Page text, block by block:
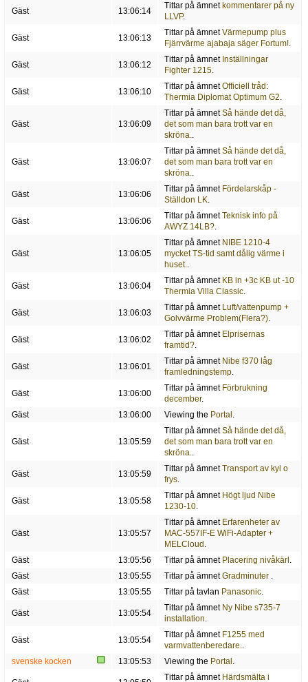
Gäst 13:06:14
Tittar på ämnet kommentarer på ny
LLVP.
Gäst 13:06:13
Tittar på ämnetVärmepump plus
Fjärrvärme ajabaja säger Fortum!.
Gäst 13:06:12
Tittar på ämnet Inställningar
Fighter 1215.
Gäst 13:06:10
Tittar på ämnetOfficiell tråd:
Thermia Diplomat Optimum G2.
Gäst 13:06:09
Tittar på ämnetSå hände det då,
det som man bara trott var en
skröna..
Gäst 13:06:07
Tittar på ämnetSå hände det då,
det som man bara trott var en
skröna..
Gäst 13:06:06
Tittar på ämnet Fördelarskåp -
Ställdon LK.
Gäst 13:06:06
Tittar på ämnetTeknisk info på
AWYZ 14LB?.
Gäst 13:06:05
Tittar på ämnet NIBE 1210-4
mycket TS-tid samt dålig värme i
huset..
Gäst 13:06:04
Tittar på ämnet KB in +3c KB ut -10
Thermia Villa Classic.
Gäst 13:06:03
Tittar på ämnet Luft/vattenpump +
Golvvärme Problem(Flera?).
Gäst 13:06:02
Tittar på ämnet Elprisernas
framtid?.
Gäst 13:06:01
Tittar på ämnet Nibe f370 låg
framledningstemp.
Gäst 13:06:00
Tittar på ämnet Förbrukning
december.
Gäst
13:06:00 Viewing the Portal .
Gäst 13:05:59
Tittar på ämnetSå hände det då,
det som man bara trott var en
skröna..
Gäst 13:05:59
Tittar på ämnetTransport av kyl o
frys.
Gäst 13:05:58
Tittar på ämnet Högt ljud Nibe
1230-10.
Gäst 13:05:57
Tittar på ämnet Erfarenheter av
MAC-557IF-E WiFi-Adapter +
MELCloud .
Gäst
13:05:56 Tittar på ämnet Placering nivåkärl .
Gäst
13:05:55 Tittar på ämnetGradminuter .
Gäst
13:05:55 Tittar på tavlan Panasonic.
Gäst 13:05:54
Tittar på ämnet Ny Nibe s735-7
installation.
Gäst 13:05:54
Tittar på ämnet F1255 med
varmvattenberedare..
svenske kocken
13:05:53 Viewing the Portal .
Tittar på ämnet Härdsmälta i